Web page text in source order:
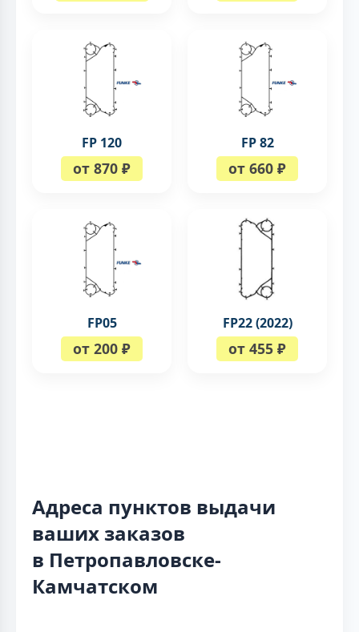
FP 120
от 870 ₽
FP 82
от 660 ₽
FP05
от 200 ₽
FP22 (2022)
от 455 ₽
Адреса пунктов выдачи
ваших заказов
в Петропавловске-
Камчатском